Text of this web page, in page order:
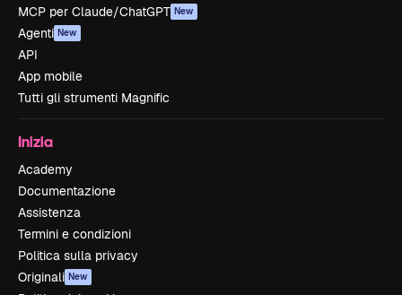
MCP per Claude/ChatGPT New
Agenti New
API
App mobile
Tutti gli strumenti Magnific
Inizia
Academy
Documentazione
Assistenza
Termini e condizioni
Politica sulla privacy
Originali New